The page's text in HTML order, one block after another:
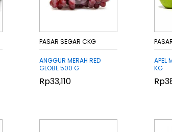
PASAR SEGAR CKG
ANGGUR MERAH RED
GLOBE 500 G
Rp33,110
Rp33,110
APEL
KG
Rp
Rp